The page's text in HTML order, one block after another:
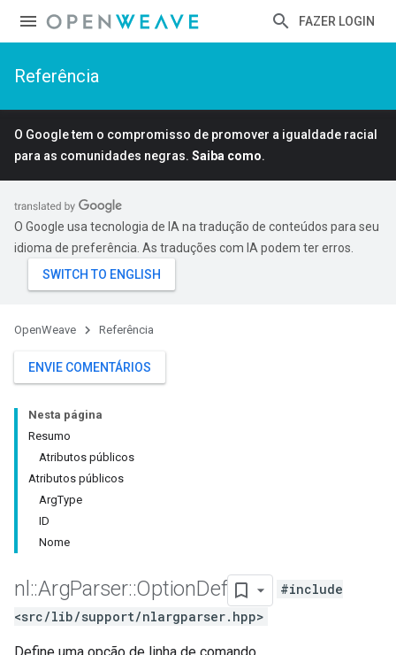
FAZER LOGIN
Referência
O Google tem o compromisso de promover a igualdade racial
para as comunidades negras. Saiba como.
O Google usa tecnologia de IA na tradução de conteúdos para seu
idioma de preferência. As traduções com IA podem ter erros.
OpenWeave Referência
ENVIE COMENTÁRIOS
Nesta página
Resumo
Atributos públicos
Atributos públicos
ArgType
ID
Nome
nl ::ArgParser::OptionDef
#include
<src/lib/support/nlargparser.hpp>